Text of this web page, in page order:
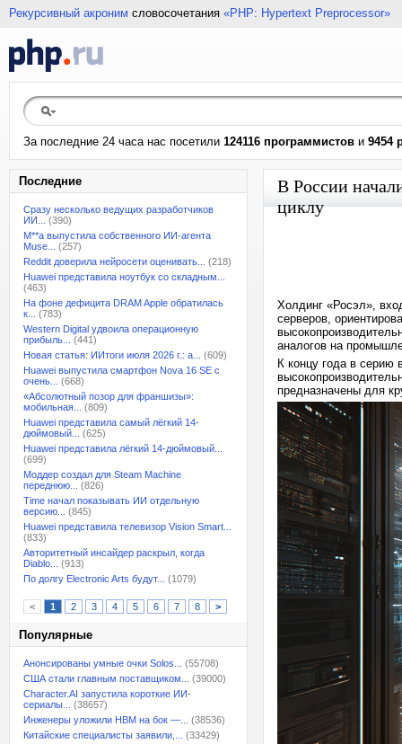
Рекурсивный акроним словосочетания «PHP: Hypertext Preprocessor»
За последние 24 часа нас посетили 124116 программистов и 9454
Последние
Сразу несколько ведущих разработчиков
ИИ...
(390)
M**a выпустила собственного ИИ-агента
Muse...
(257)
Reddit доверила нейросети оценивать...
(218)
Huawei представила ноутбук со складным...
(463)
На фоне дефицита DRAM Apple обратилась
к...
(783)
Western Digital удвоила операционную
прибыль...
(441)
Новая статья: ИИтоги июля 2026 г.: а...
(609)
Huawei выпустила смартфон Nova 16 SE с
очень...
(668)
«Абсолютный позор для франшизы»:
мобильная...
(809)
Huawei представила самый лёгкий 14-
дюймовый...
(625)
Huawei представила лёгкий 14-дюймовый...
(699)
Моддер создал для Steam Machine
переднюю...
(826)
Time начал показывать ИИ отдельную
версию...
(845)
Huawei представила телевизор Vision Smart...
(833)
Авторитетный инсайдер раскрыл, когда
Diablo...
(913)
По долгу Electronic Arts будут...
(1079)
< 1 2 3 4 5 6 7 8 >
Популярные
Анонсированы умные очки Solos...
(55708)
США стали главным поставщиком...
(39000)
Character.AI запустила короткие ИИ-
сериалы...
(38657)
Инженеры уложили HBM на бок —...
(38536)
Китайские специалисты заявили,...
(33429)
В России
циклу
Холдинг «Росэл»,
серверов,
аналогов на
К концу года в серию
предназначены для